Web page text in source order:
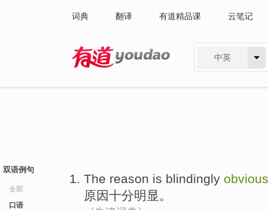
词典 翻译 有道精品课 云笔记
中英
双语例句
全部
口语
The reason is blindingly obvious
原因十分明显。